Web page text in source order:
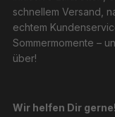
schnellem Versand,
echtem
Sommermomente –
über!
Wir helfen Dir gerne!